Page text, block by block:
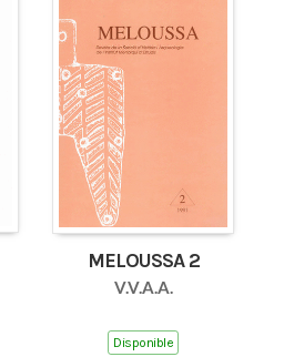
MELOUSSA 2
V.V.A.A.
Disponible